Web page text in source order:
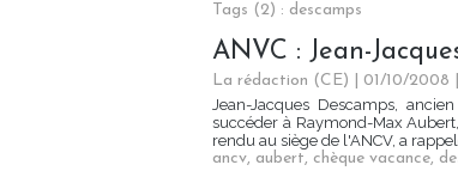
Tags (2) : descamps
ANVC : Jean-
La rédaction (CE) | 01/10/2008
Jean-Jacques Descamps,
succéder à Raymond-Max
rendu au siège de l'ANCV, a
ancv, aubert, chèque vacance,